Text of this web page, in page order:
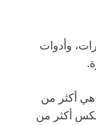
وأدوات
أكثر من
أكثر من